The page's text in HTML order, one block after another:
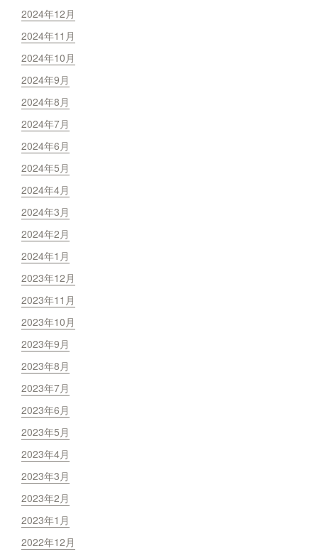
2024年12月
2024年11月
2024年10月
2024年9月
2024年8月
2024年7月
2024年6月
2024年5月
2024年4月
2024年3月
2024年2月
2024年1月
2023年12月
2023年11月
2023年10月
2023年9月
2023年8月
2023年7月
2023年6月
2023年5月
2023年4月
2023年3月
2023年2月
2023年1月
2022年12月